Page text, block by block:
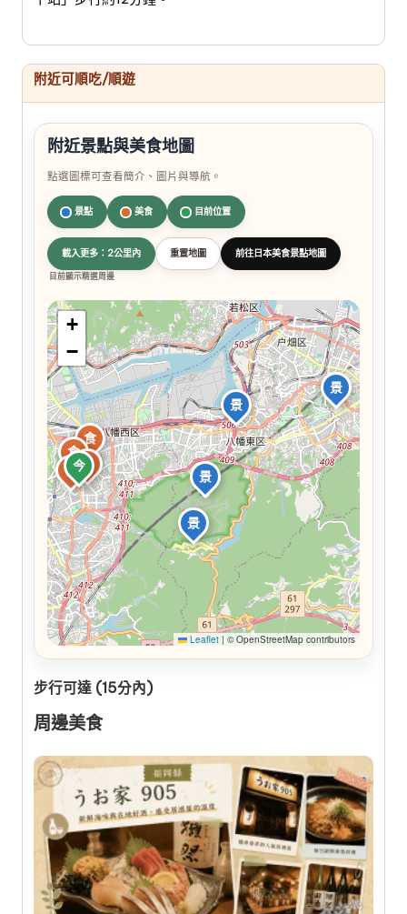
附近可順吃/順遊
附近景點與美食地圖
點選圖標可查看簡介、圖片與導航。
景點 美食 目前位置
載入更多：2公里內 重置地圖 前往日本美食景點地圖
目前顯示精選周邊
今
景
景
景
景
食
食
食
食
+
−
Leaflet | © OpenStreetMap contributors
步行可達 (15分內)
周邊美食